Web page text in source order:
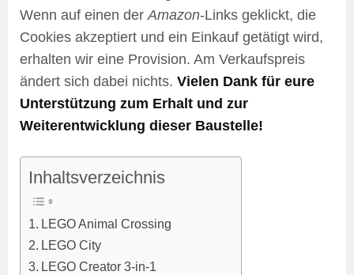
Wenn auf einen derAmazon-Links geklickt, die
Cookies akzeptiert und ein Einkauf getätigt wird,
erhalten wir eine Provision. Am Verkaufspreis
ändert sich dabei nichts. Vielen Dank für eure
Unterstützung zum Erhalt und zur
Weiterentwicklung dieser Baustelle!
Inhaltsverzeichnis
LEGO Animal Crossing
LEGO City
LEGO Creator 3-in-1